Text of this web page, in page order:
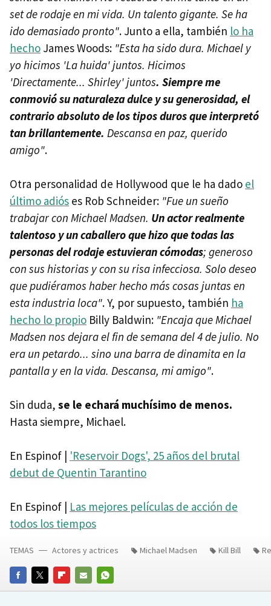
set de rodaje en mi vida. Un talento gigante. Se ha
ido demasiado pronto". Junto a ella, también lo ha
hecho James Woods: "Esta ha sido dura. Michael y
yo hicimos 'La huida' juntos. Hicimos
'Directamente... Shirley' juntos. Siempre me
conmovió su naturaleza dulce y su generosidad, el
contrario absoluto de los tipos duros que interpretó
tan brillantemente. Descansa en paz, querido
amigo".
Otra personalidad de Hollywood que le ha dado el
último adiós es Rob Schneider: "Fue un sueño
trabajar con Michael Madsen. Un actor realmente
talentoso y un caballero que hizo que todas las
personas del rodaje estuvieran cómodas; generoso
con sus historias y con su risa infecciosa. Solo deseo
que pudiéramos haber hecho más cosas juntas en
esta industria loca". Y, por supuesto, también ha
hecho lo propio Billy Baldwin: "Encaja que Michael
Madsen nos dejara el fin de semana del 4 de julio. No
era un petardo... sino una barra de dinamita en la
pantalla y en la vida. Descansa, mi amigo".
Sin duda, se le echará muchísimo de menos.
Hasta siempre, Michael.
En Espinof | 'Reservoir Dogs', 25 años del brutal
debut de Quentin Tarantino
En Espinof | Las mejores películas de acción de
todos los tiempos
FACEBOOKTWITTERFLIPBOARD
E-
WHATSAPP
TEMAS Actores y actrices Michael Madsen Kill Bill